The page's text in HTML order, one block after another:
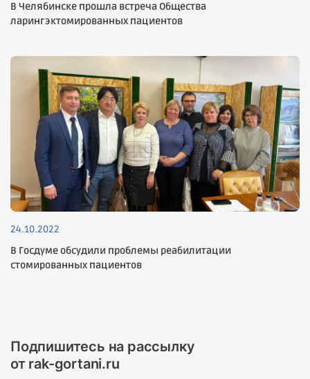
В Челябинске прошла встреча Общества
ларингэктомированных пациентов
24.10.2022
В Госдуме обсудили проблемы реабилитации
стомированных пациентов
Подпишитесь на рассылку
от rak-gortani.ru